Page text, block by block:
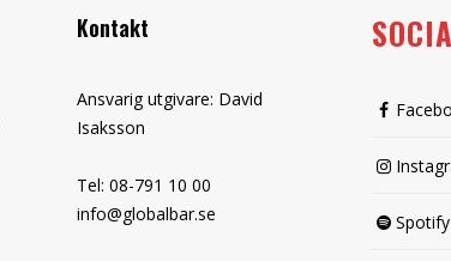
Kontakt
Ansvarig utgivare: David
Isaksson
Tel: 08-791 10 00
info@globalbar.se
Spotify